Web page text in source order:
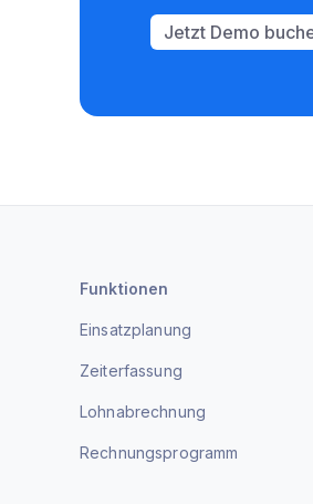
Jetzt Demo
Funktionen
Einsatzplanung
Zeiterfassung
Lohnabrechnung
Rechnungsprogramm